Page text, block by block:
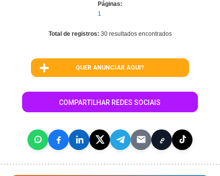
Páginas:
1
Total de registros: 30 resultados encontrados
QUER ANUNCIAR AQUI?
COMPARTILHAR REDES SOCIAIS